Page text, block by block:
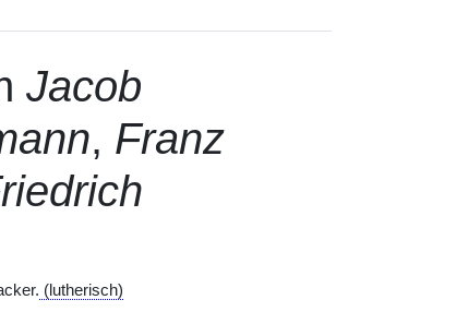
Jacob
, Franz
(lutherisch)